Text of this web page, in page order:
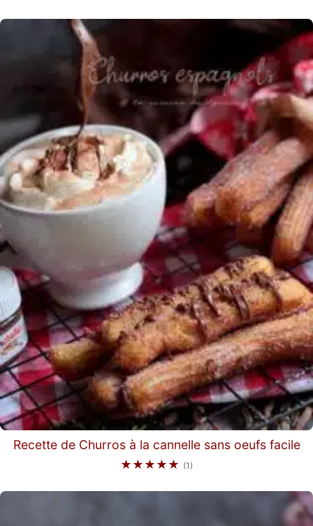
Recette de Churros à la cannelle sans oeufs facile
★★★★★ (1)